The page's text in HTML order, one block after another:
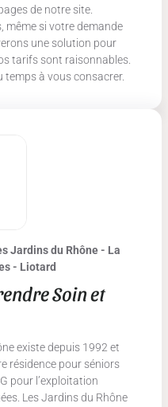
de notre site.
même si votre demande
une solution pour
tarifs sont raisonnables.
temps à vous consacrer.
Jardins du Rhône - La
- Liotard
Soin et
existe depuis 1992 et
résidence pour séniors
pour l’exploitation
Les Jardins du Rhône